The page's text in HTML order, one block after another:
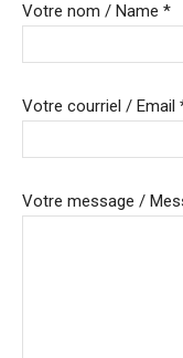
Votre nom / Name *
Votre courriel / Email
Votre message /